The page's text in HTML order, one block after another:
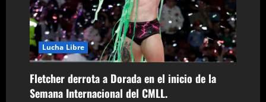
d
a
s
Lucha Libre
Fletcher derrota a Dorada en el inicio de la
Semana Internacional del CMLL.